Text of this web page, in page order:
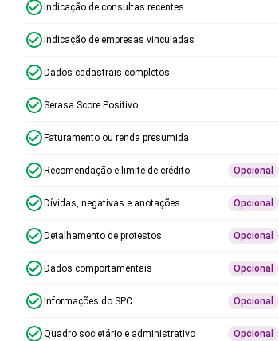
Indicação de consultas recentes
Indicação de empresas vinculadas
Dados cadastrais completos
Serasa Score Positivo
Faturamento ou renda presumida
Recomendação e limite de crédito Opcional
Dívidas, negativas e anotações Opcional
Detalhamento de protestos Opcional
Dados comportamentais Opcional
Informações do SPC Opcional
Quadro societário e administrativo Opcional